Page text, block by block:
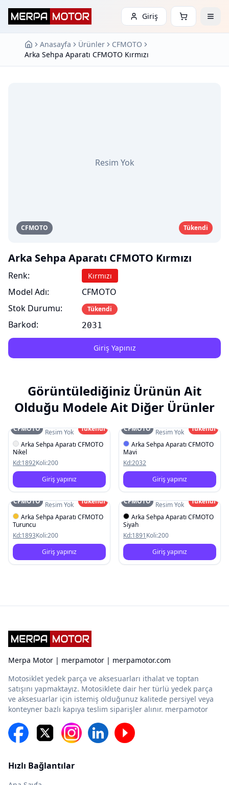
Giriş
Anasayfa Ürünler
CFMOTO
Arka Sehpa Aparatı CFMOTO Kırmızı
CFMOTO Tükendi
Resim Yok
Arka Sehpa Aparatı CFMOTO Kırmızı
Renk:
Model Adı:
Stok Durumu:
Barkod:
Kırmızı
CFMOTO
Tükendi
2031
Giriş Yapınız
Görüntülediğiniz Ürünün Ait
Olduğu Modele Ait Diğer Ürünler
Resim Yok
CFMOTO
Tükendi
Arka Sehpa Aparatı CFMOTO
Nikel
Kd:1892Koli:200
Giriş yapınız
Resim Yok
CFMOTO
Tükendi
Arka Sehpa Aparatı CFMOTO
Mavi
Kd:2032
Giriş yapınız
Resim Yok
CFMOTO
Tükendi
Arka Sehpa Aparatı CFMOTO
Turuncu
Kd:1893Koli:200
Giriş yapınız
Resim Yok
CFMOTO
Tükendi
Arka Sehpa Aparatı CFMOTO
Siyah
Kd:1891Koli:200
Giriş yapınız
Merpa Motor | merpamotor | merpamotor.com
Motosiklet yedek parça ve aksesuarları ithalat ve toptan
satışını yapmaktayız. Motosiklete dair her türlü yedek parça
ve aksesuarlar için istemiş olduğunuz kalitede persiyel veya
konteyner bazlı kapıya teslim siparişler alınır. merpamotor
Hızlı Bağlantılar